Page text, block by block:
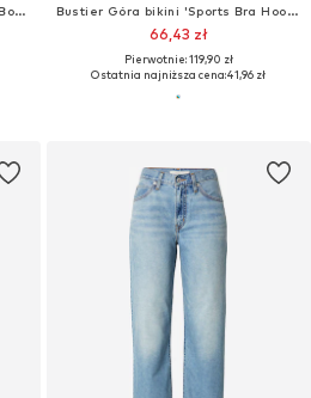
Bootcut Jeansy '725™ High Rise Bootcut'
Bustier Góra bikini 'Sports Bra Hook Up'
66,43 zł
Pierwotnie: 119,90 zł
Ostatnia najniższa cena:41,96 zł